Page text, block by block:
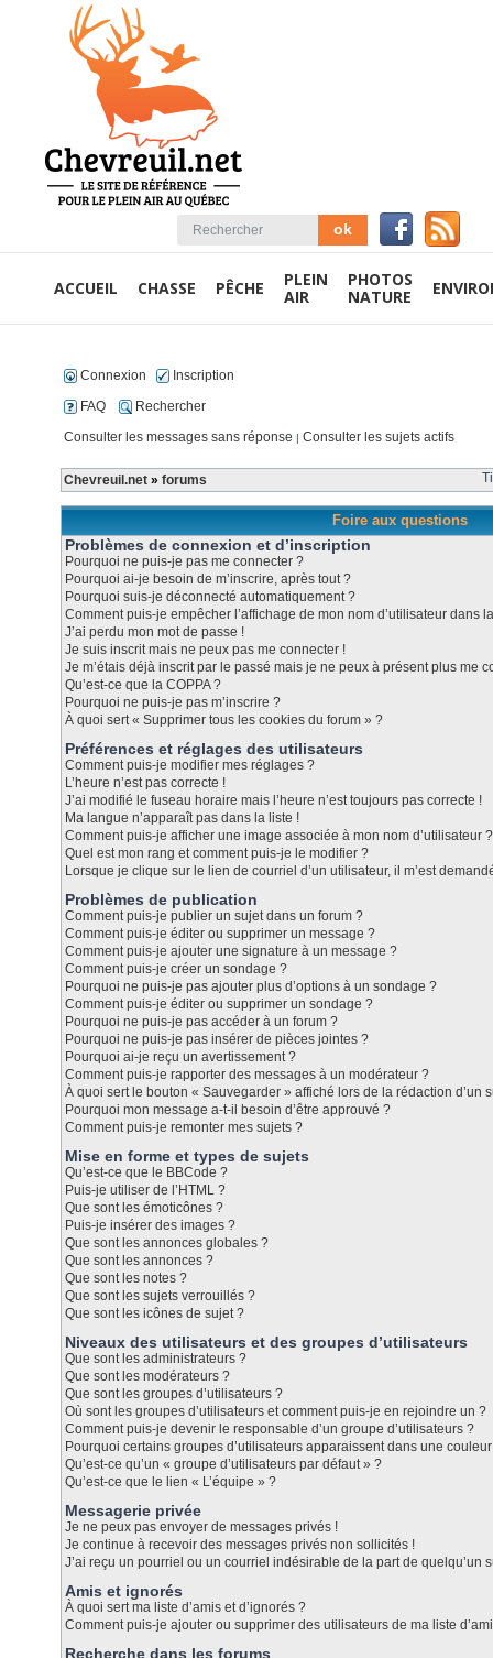
ACCUEIL CHASSE PÊCHE
PLEIN
AIR
PHOTOS
NATURE
Connexion
Inscription
FAQ
Rechercher
Consulter les messages sans réponse | Consulter les sujets actifs
Chevreuil.net » forums
Foire aux questions
Problèmes de connexion et d’inscription
Pourquoi ne puis-je pas me connecter ?
Pourquoi ai-je besoin de m’inscrire, après tout ?
Pourquoi suis-je déconnecté automatiquement ?
Comment puis-je empêcher l’affichage de mon nom d’utilisateur dans
J’ai perdu mon mot de passe !
Je suis inscrit mais ne peux pas me connecter !
Je m’étais déjà inscrit par le passé mais je ne peux à présent plus me
Qu’est-ce que la COPPA ?
Pourquoi ne puis-je pas m’inscrire ?
À quoi sert « Supprimer tous les cookies du forum » ?
Préférences et réglages des utilisateurs
Comment puis-je modifier mes réglages ?
L’heure n’est pas correcte !
J’ai modifié le fuseau horaire mais l’heure n’est toujours pas correcte !
Ma langue n’apparaît pas dans la liste !
Comment puis-je afficher une image associée à mon nom d’utilisateur ?
Quel est mon rang et comment puis-je le modifier ?
Lorsque je clique sur le lien de courriel d’un utilisateur, il m’est
Problèmes de publication
Comment puis-je publier un sujet dans un forum ?
Comment puis-je éditer ou supprimer un message ?
Comment puis-je ajouter une signature à un message ?
Comment puis-je créer un sondage ?
Pourquoi ne puis-je pas ajouter plus d’options à un sondage ?
Comment puis-je éditer ou supprimer un sondage ?
Pourquoi ne puis-je pas accéder à un forum ?
Pourquoi ne puis-je pas insérer de pièces jointes ?
Pourquoi ai-je reçu un avertissement ?
Comment puis-je rapporter des messages à un modérateur ?
À quoi sert le bouton « Sauvegarder » affiché lors de la rédaction d’un
Pourquoi mon message a-t-il besoin d’être approuvé ?
Comment puis-je remonter mes sujets ?
Mise en forme et types de sujets
Qu’est-ce que le BBCode ?
Puis-je utiliser de l’HTML ?
Que sont les émoticônes ?
Puis-je insérer des images ?
Que sont les annonces globales ?
Que sont les annonces ?
Que sont les notes ?
Que sont les sujets verrouillés ?
Que sont les icônes de sujet ?
Niveaux des utilisateurs et des groupes d’utilisateurs
Que sont les administrateurs ?
Que sont les modérateurs ?
Que sont les groupes d’utilisateurs ?
Où sont les groupes d’utilisateurs et comment puis-je en rejoindre un ?
Comment puis-je devenir le responsable d’un groupe d’utilisateurs ?
Pourquoi certains groupes d’utilisateurs apparaissent dans une
Qu’est-ce qu’un « groupe d’utilisateurs par défaut » ?
Qu’est-ce que le lien « L’équipe » ?
Messagerie privée
Je ne peux pas envoyer de messages privés !
Je continue à recevoir des messages privés non sollicités !
J’ai reçu un pourriel ou un courriel indésirable de la part de quelqu’un
Amis et ignorés
À quoi sert ma liste d’amis et d’ignorés ?
Comment puis-je ajouter ou supprimer des utilisateurs de ma liste
Recherche dans les forums